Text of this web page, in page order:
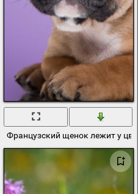
Французский щенок лежит у